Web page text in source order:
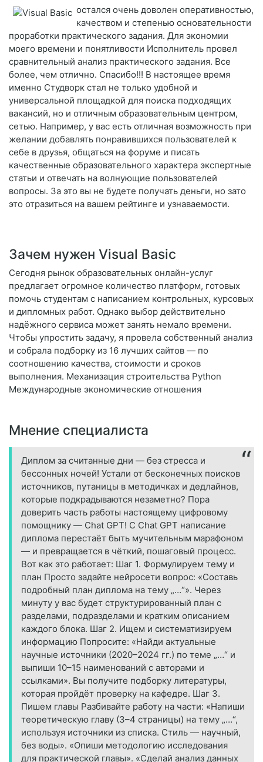
остался очень доволен оперативностью,
качеством и степенью основательности
проработки практического задания. Для экономии
моего времени и понятливости Исполнитель провел
сравнительный анализ практического задания. Все
более, чем отлично. Спасибо!!! В настоящее время
именно Студворк стал не только удобной и
универсальной площадкой для поиска подходящих
вакансий, но и отличным образовательным центром,
сетью. Например, у вас есть отличная возможность при
желании добавлять понравившихся пользователей к
себе в друзья, общаться на форуме и писать
качественные образовательного характера экспертные
статьи и отвечать на волнующие пользователей
вопросы. За это вы не будете получать деньги, но зато
это отразиться на вашем рейтинге и узнаваемости.
Зачем нужен Visual Basic
Сегодня рынок образовательных онлайн-услуг
предлагает огромное количество платформ, готовых
помочь студентам с написанием контрольных, курсовых
и дипломных работ. Однако выбор действительно
надёжного сервиса может занять немало времени.
Чтобы упростить задачу, я провела собственный анализ
и собрала подборку из 16 лучших сайтов — по
соотношению качества, стоимости и сроков
выполнения. Механизация строительства Python
Международные экономические отношения
Мнение специалиста
Диплом за считанные дни — без стресса и
бессонных ночей! Устали от бесконечных поисков
источников, путаницы в методичках и дедлайнов,
которые подкрадываются незаметно? Пора
доверить часть работы настоящему цифровому
помощнику — Chat GPT! С Chat GPT написание
диплома перестаёт быть мучительным марафоном
— и превращается в чёткий, пошаговый процесс.
Вот как это работает: Шаг 1. Формулируем тему и
план Просто задайте нейросети вопрос: «Составь
подробный план диплома на тему „…“». Через
минуту у вас будет структурированный план с
разделами, подразделами и кратким описанием
каждого блока. Шаг 2. Ищем и систематизируем
информацию Попросите: «Найди актуальные
научные источники (2020–2024 гг.) по теме „…“ и
выпиши 10–15 наименований с авторами и
ссылками». Вы получите подборку литературы,
которая пройдёт проверку на кафедре. Шаг 3.
Пишем главы Разбивайте работу на части: «Напиши
теоретическую главу (3–4 страницы) на тему „…“,
используя источники из списка. Стиль — научный,
без воды». «Опиши методологию исследования
для практической главы». «Сделай анализ данных